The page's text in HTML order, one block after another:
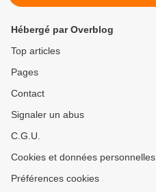
Hébergé par Overblog
Top articles
Pages
Contact
Signaler un abus
C.G.U.
Cookies et données personnelles
Préférences cookies